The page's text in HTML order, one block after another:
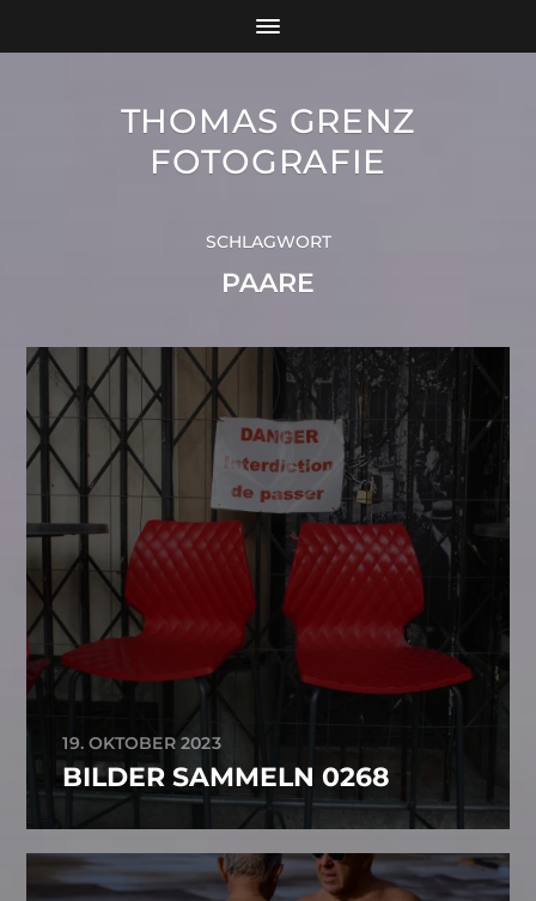
THOMAS GRENZ
FOTOGRAFIE
SCHLAGWORT
PAARE
19. OKTOBER 2023
BILDER SAMMELN 0268